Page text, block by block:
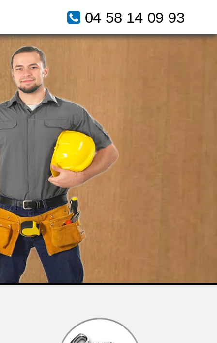
04 58 14 09 93